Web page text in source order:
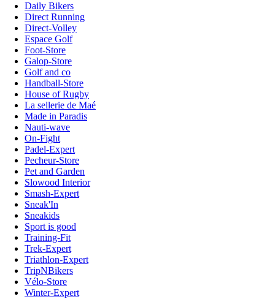
Daily Bikers
Direct Running
Direct-Volley
Espace Golf
Foot-Store
Galop-Store
Golf and co
Handball-Store
House of Rugby
La sellerie de Maé
Made in Paradis
Nauti-wave
On-Fight
Padel-Expert
Pecheur-Store
Pet and Garden
Slowood Interior
Smash-Expert
Sneak'In
Sneakids
Sport is good
Training-Fit
Trek-Expert
Triathlon-Expert
TripNBikers
Vélo-Store
Winter-Expert